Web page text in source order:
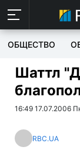
ОБЩЕСТВО
Шаттл
16:49 17.07.2006
RBC.UA